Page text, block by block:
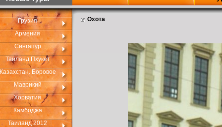
Грузия
Армения
Сингапур
Таиланд Пхукет
Казахстан. Боровое
Маврикий
Хорватия
Камбоджа
Таиланд 2012
Охота